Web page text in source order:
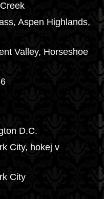
Aspen Highlands,
Valley, Horseshoe
D.C.
City, hokej v
City